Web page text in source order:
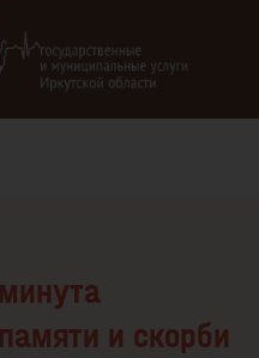
H — переход по
и скорби